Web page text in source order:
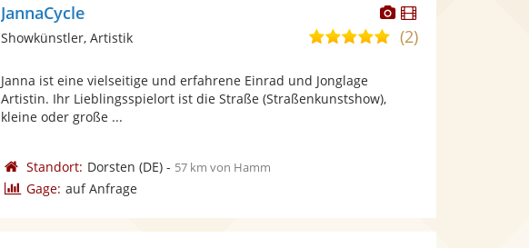
Dieser
Künstler
stellt
Dieser
Künstler
JannaCycle
5,0(2)
Showkünstler, Artistik
Janna ist eine vielseitige und erfahrene Einrad und Jonglage
Artistin. Ihr Lieblingsspielort ist die Straße (Straßenkunstshow),
kleine oder große ...
Standort: Dorsten (DE)- 57 km von Hamm
Gage: auf Anfrage